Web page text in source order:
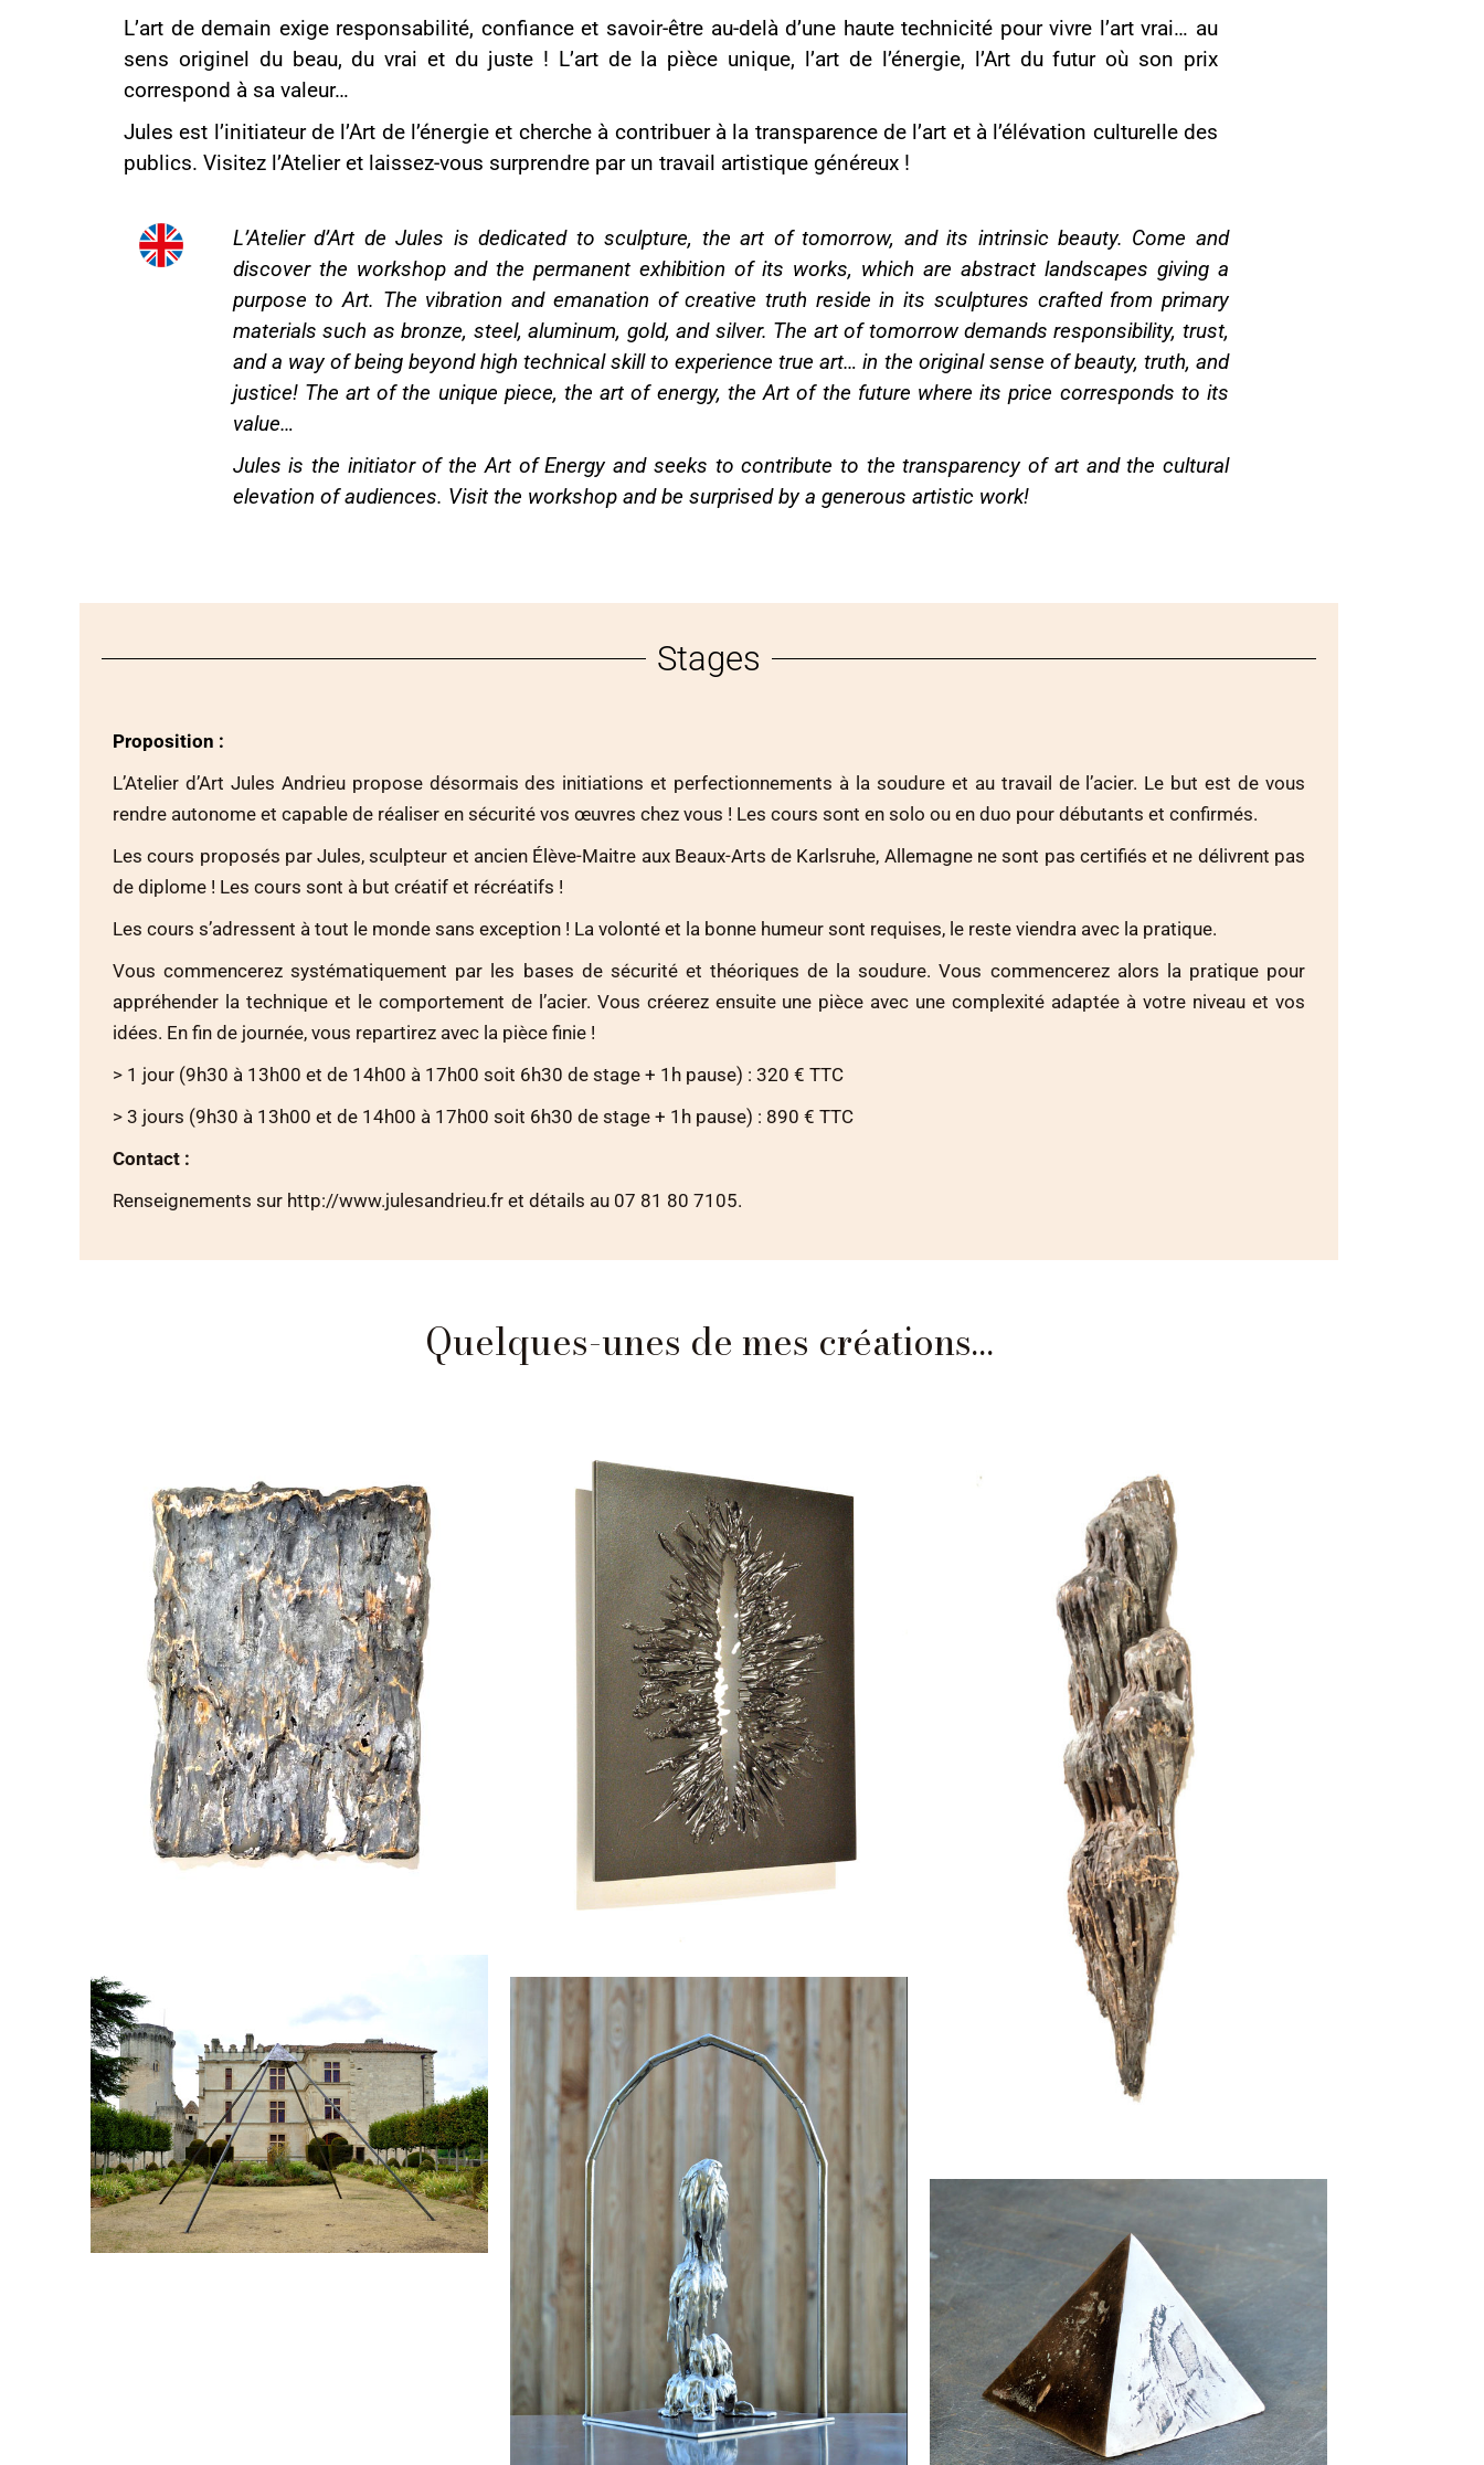
L’art de demain exige responsabilité, confiance et savoir-être au-delà d’une haute technicité pour vivre l’art vrai… au
sens originel du beau, du vrai et du juste ! L’art de la pièce unique, l’art de l’énergie, l’Art du futur où son prix
correspond à sa valeur…
Jules est l’initiateur de l’Art de l’énergie et cherche à contribuer à la transparence de l’art et à l’élévation culturelle des
publics. Visitez l’Atelier et laissez-vous surprendre par un travail artistique généreux !
L’Atelier d’Art de Jules is dedicated to sculpture, the art of tomorrow, and its intrinsic beauty. Come and
discover the workshop and the permanent exhibition of its works, which are abstract landscapes giving a
purpose to Art. The vibration and emanation of creative truth reside in its sculptures crafted from primary
materials such as bronze, steel, aluminum, gold, and silver. The art of tomorrow demands responsibility, trust,
and a way of being beyond high technical skill to experience true art… in the original sense of beauty, truth, and
justice! The art of the unique piece, the art of energy, the Art of the future where its price corresponds to its
value…
Jules is the initiator of the Art of Energy and seeks to contribute to the transparency of art and the cultural
elevation of audiences. Visit the workshop and be surprised by a generous artistic work!
Stages
Proposition :
L’Atelier d’Art Jules Andrieu propose désormais des initiations et perfectionnements à la soudure et au travail de l’acier. Le but est de vous
rendre autonome et capable de réaliser en sécurité vos œuvres chez vous ! Les cours sont en solo ou en duo pour débutants et confirmés.
Les cours proposés par Jules, sculpteur et ancien Élève-Maitre aux Beaux-Arts de Karlsruhe, Allemagne ne sont pas certifiés et ne délivrent pas
de diplome ! Les cours sont à but créatif et récréatifs !
Les cours s’adressent à tout le monde sans exception ! La volonté et la bonne humeur sont requises, le reste viendra avec la pratique.
Vous commencerez systématiquement par les bases de sécurité et théoriques de la soudure. Vous commencerez alors la pratique pour
appréhender la technique et le comportement de l’acier. Vous créerez ensuite une pièce avec une complexité adaptée à votre niveau et vos
idées. En fin de journée, vous repartirez avec la pièce finie !
> 1 jour (9h30 à 13h00 et de 14h00 à 17h00 soit 6h30 de stage + 1h pause) : 320 € TTC
> 3 jours (9h30 à 13h00 et de 14h00 à 17h00 soit 6h30 de stage + 1h pause) : 890 € TTC
Contact :
Renseignements sur http://www.julesandrieu.fr et détails au 07 81 80 7105.
Quelques-unes de mes créations…